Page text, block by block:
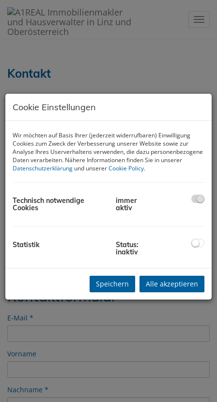
Kontakt
Unser Büro befindet sich im Herzen von Linz in Nähe des
Musiktheaters, der Landstraße und des Volksgartens.
Sie erreichen uns problemlos mit den öffentlichen
Verkehrsmitteln der Stadt Linz,
aber auch mit dem Auto finden Sie vor unserem Büro
ausreichend Parkmöglichkeiten.
A1REAL GmbH.
Tel.:
+43 732 272 500
Fax: +43 732 272 500 20
Für einen persönlichen Termin ersuchen wir Sie um eine
Terminvereinbarung.
Kontaktformular
E-Mail
Vorname
Nachname
Cookie Einstellungen
Wir möchten auf Basis Ihrer (jederzeit widerrufbaren) Einwilligung
Cookies zum Zweck der Verbesserung unserer Website sowie zur
Analyse Ihres Userverhaltens verwenden, die dazu personenbezogene
Daten verarbeiten. Nähere Informationen finden Sie in unserer
Datenschutzerklärung und unsererCookie Policy.
Technisch notwendige
Cookies
immer
aktiv
Statistik
Status:
inaktiv
Speichern Alle akzeptieren